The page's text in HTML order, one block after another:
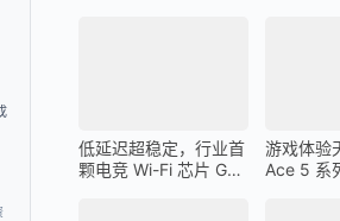
低延迟超稳定，行业首
颗电竞 Wi-Fi 芯片 G1
游戏体验
Ace 5 系